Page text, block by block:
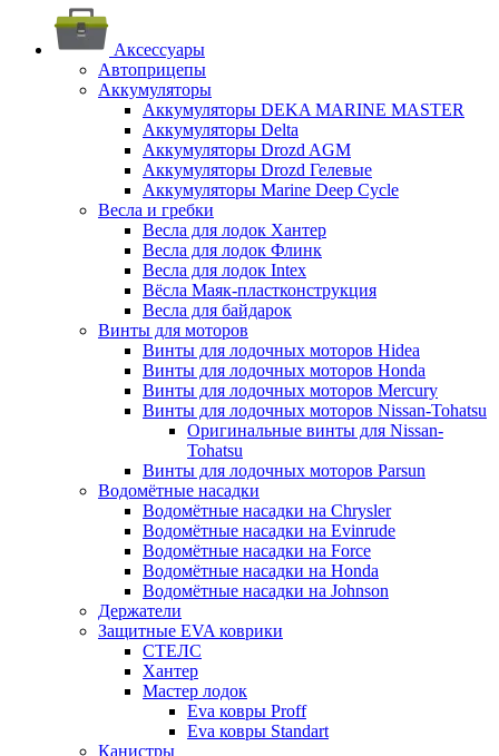
Аксессуары
Автоприцепы
Аккумуляторы
Аккумуляторы DEKA MARINE MASTER
Аккумуляторы Delta
Аккумуляторы Drozd AGM
Аккумуляторы Drozd Гелевые
Аккумуляторы Marine Deep Cycle
Весла и гребки
Весла для лодок Хантер
Весла для лодок Флинк
Весла для лодок Intex
Вёсла Маяк-пластконструкция
Весла для байдарок
Винты для моторов
Винты для лодочных моторов Hidea
Винты для лодочных моторов Honda
Винты для лодочных моторов Mercury
Винты для лодочных моторов Nissan-Tohatsu
Оригинальные винты для Nissan-
Tohatsu
Винты для лодочных моторов Parsun
Водомётные насадки
Водомётные насадки на Chrysler
Водомётные насадки на Evinrude
Водомётные насадки на Force
Водомётные насадки на Honda
Водомётные насадки на Johnson
Держатели
Защитные EVA коврики
СТЕЛС
Хантер
Мастер лодок
Eva ковры Proff
Eva ковры Standart
Канистры